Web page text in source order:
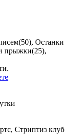
Останки
прыжки(25),
Стриптиз клуб